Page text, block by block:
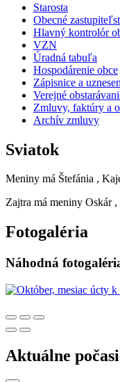
Starosta
Obecné
Hlavný kontrolór
VZN
Úradná tabuľa
Hospodárenie obce
Zápisnice a
Verejné
Zmluvy, faktúry a
Archív zmluvy
Sviatok
Meniny má Štefánia ,
Zajtra má meniny Oskár ,
Fotogaléria
Náhodná
Aktuálne